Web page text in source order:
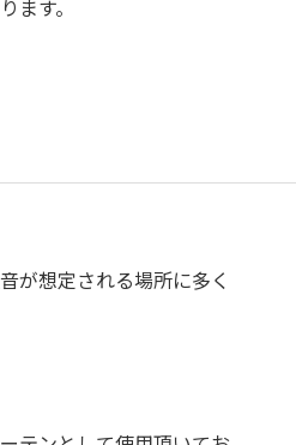
ます。
が想定される場所に多く